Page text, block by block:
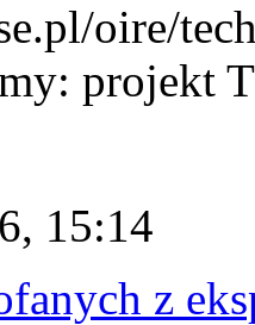
oire/
projekt
15:14
z